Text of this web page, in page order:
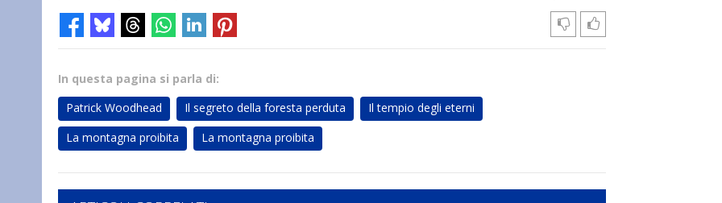
In questa pagina si parla di:
Patrick Woodhead
Il segreto della foresta perduta
Il tempio degli eterni
La montagna proibita
La montagna proibita